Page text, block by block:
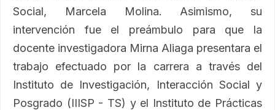
Social, Marcela Molina. Asimismo, su
intervención fue el preámbulo para que la
docente investigadora Mirna Aliaga presentara el
trabajo efectuado por la carrera a través del
Instituto de Investigación, Interacción Social y
Posgrado (IIISP - TS) y el Instituto de Prácticas